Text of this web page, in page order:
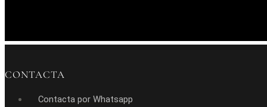
CONTACTA
Contacta por Whatsapp